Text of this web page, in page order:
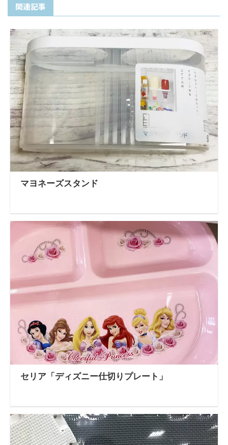
関連記事
マヨネーズスタンド
セリア「ディズニー仕切りプレート」